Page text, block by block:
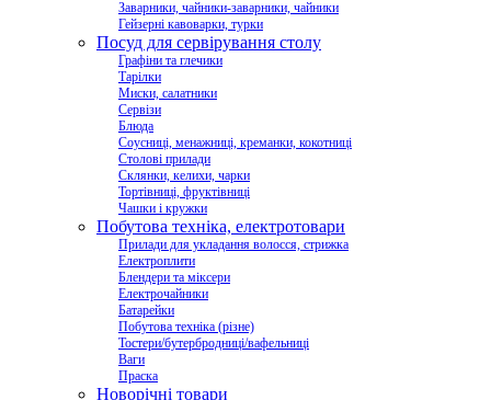
Заварники, чайники-заварники, чайники
Гейзерні кавоварки, турки
Посуд для сервірування столу
Графіни та глечики
Тарілки
Миски, салатники
Сервізи
Блюда
Соусниці, менажниці, креманки, кокотниці
Столові прилади
Склянки, келихи, чарки
Тортівниці, фруктівниці
Чашки і кружки
Побутова техніка, електротовари
Прилади для укладання волосся, стрижка
Електроплити
Блендери та міксери
Електрочайники
Батарейки
Побутова техніка (різне)
Тостери/бутербродниці/вафельниці
Ваги
Праска
Новорічні товари